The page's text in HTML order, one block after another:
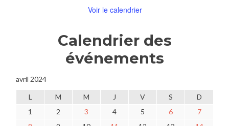
Voir le calendrier
Calendrier des
événements
avril 2024
L M M J V S
D
1
2 3 4 5 6
7